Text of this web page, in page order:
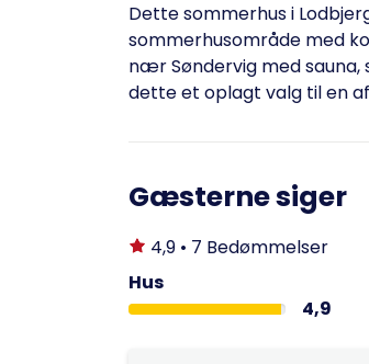
Dette sommerhus i
sommerhusområde med
nær Søndervig med
dette et oplagt valg til en
Gæsterne siger
4,9 • 7 Bedømmelser
Hus
4,9